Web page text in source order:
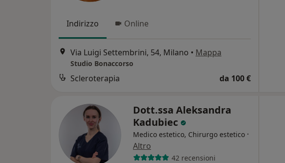
Indirizzo Online
Via Luigi Settembrini, 54, Milano • Mappa
Studio Bonaccorso
Scleroterapia da 100 €
Dott.ssa Aleksandra
Kadubiec
Medico estetico, Chirurgo estetico ·
Altro
42 recensioni